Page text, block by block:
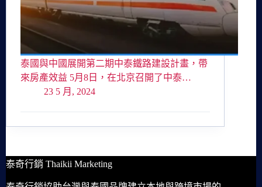
泰國與中國展開第二期中泰鐵路建設計畫，帶
來房產效益 5月8日，在北京召開了中泰…
23 5 月, 2024
泰奇行銷 Thaikii Marketing